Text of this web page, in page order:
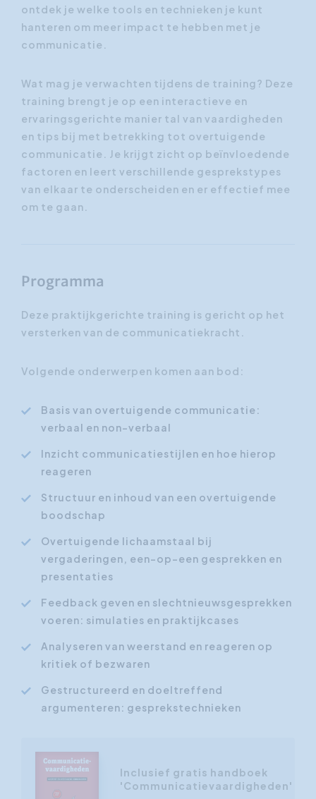
ontdek je welke tools en technieken je kunt
hanteren om meer impact te hebben met je
communicatie.
Wat mag je verwachten tijdens de training? Deze
training brengt je op een interactieve en
ervaringsgerichte manier tal van vaardigheden
en tips bij met betrekking tot overtuigende
communicatie. Je krijgt zicht op beïnvloedende
factoren en leert verschillende gesprekstypes
van elkaar te onderscheiden en er effectief mee
om te gaan.
Programma
Deze praktijkgerichte training is gericht op het
versterken van de communicatiekracht.
Volgende onderwerpen komen aan bod:
Basis van overtuigende communicatie:
verbaal en non-verbaal
Inzicht communicatiestijlen en hoe hierop
reageren
Structuur en inhoud van een overtuigende
boodschap
Overtuigende lichaamstaal bij
vergaderingen, een-op-een gesprekken en
presentaties
Feedback geven en slechtnieuwsgesprekken
voeren: simulaties en praktijkcases
Analyseren van weerstand en reageren op
kritiek of bezwaren
Gestructureerd en doeltreffend
argumenteren: gesprekstechnieken
Inclusief gratis handboek
'Communicatievaardigheden'